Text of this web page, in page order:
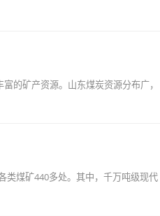
的矿产资源。山东煤炭资源分布广，
类煤矿440多处。其中，千万吨级现代